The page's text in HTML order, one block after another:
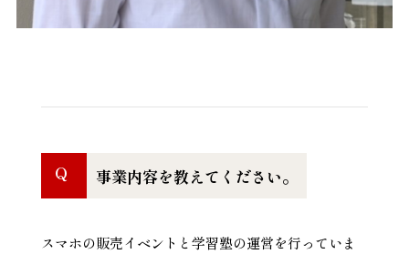
Q 事業内容を教えてください。
スマホの販売イベントと学習塾の運営を行っていま